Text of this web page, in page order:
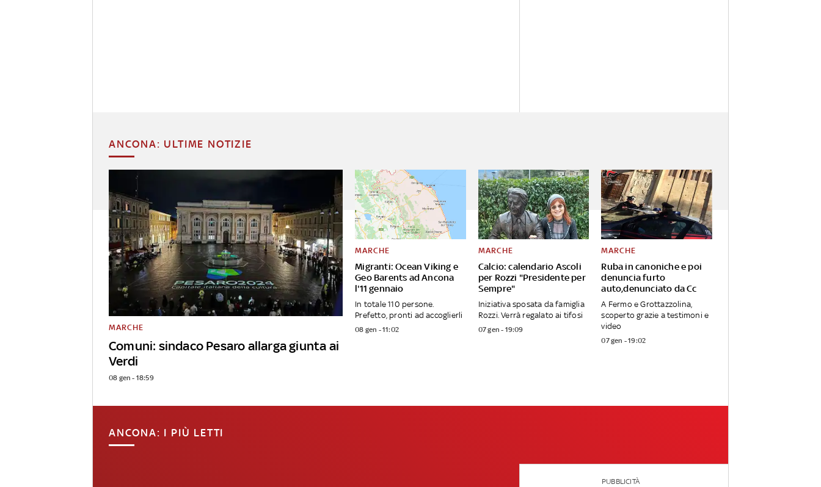
ANCONA: ULTIME NOTIZIE
Comuni: sindaco Pesaro allarga giunta ai
Verdi
MARCHE
08 gen - 18:59
Migranti: Ocean Viking e
Geo Barents ad Ancona
l'11 gennaio
MARCHE
In totale 110 persone.
Prefetto, pronti ad accoglierli
08 gen - 11:02
Calcio: calendario Ascoli
per Rozzi "Presidente per
Sempre"
MARCHE
Iniziativa sposata da famiglia
Rozzi. Verrà regalato ai tifosi
07 gen - 19:09
Ruba in canoniche e poi
denuncia furto
auto,denunciato da Cc
MARCHE
A Fermo e Grottazzolina,
scoperto grazie a testimoni e
video
07 gen - 19:02
ANCONA: I PIÙ LETTI
PUBBLICITÀ